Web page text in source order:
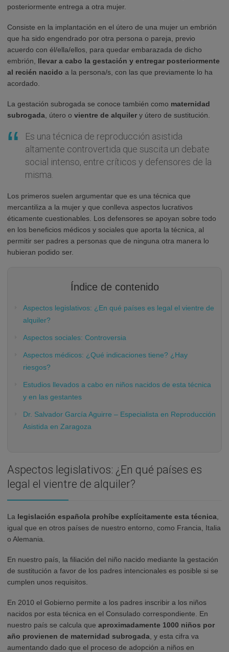
posteriormente entrega a otra mujer.
Consiste en la implantación en el útero de una mujer un embrión
que ha sido engendrado por otra persona o pareja, previo
acuerdo con él/ella/ellos, para quedar embarazada de dicho
embrión, llevar a cabo la gestación y entregar posteriormente
al recién nacido a la persona/s, con las que previamente lo ha
acordado.
La gestación subrogada se conoce también como maternidad
subrogada , útero o vientre de alquiler y útero de sustitución.
Es una técnica de reproducción asistida
altamente controvertida que suscita un debate
social intenso, entre críticos y defensores de la
misma.
Los primeros suelen argumentar que es una técnica que
mercantiliza a la mujer y que conlleva aspectos lucrativos
éticamente cuestionables. Los defensores se apoyan sobre todo
en los beneficios médicos y sociales que aporta la técnica, al
permitir ser padres a personas que de ninguna otra manera lo
hubieran podido ser.
Índice de contenido
Aspectos legislativos: ¿En qué países es legal el vientre de
alquiler?
Aspectos sociales: Controversia
Aspectos médicos: ¿Qué indicaciones tiene? ¿Hay
riesgos?
Estudios llevados a cabo en niños nacidos de esta técnica
y en las gestantes
Dr. Salvador García Aguirre – Especialista en Reproducción
Asistida en Zaragoza
Aspectos legislativos: ¿En qué países es
legal el vientre de alquiler?
La legislación española prohíbe explícitamente esta técnica
igual que en otros países de nuestro entorno, como Francia, Italia
o Alemania.
En nuestro país, la filiación del niño nacido mediante la gestación
de sustitución a favor de los padres intencionales es posible si se
cumplen unos requisitos.
En 2010 el Gobierno permite a los padres inscribir a los niños
nacidos por esta técnica en el Consulado correspondiente. En
nuestro país se calcula que aproximadamente 1000 niños por
año provienen de maternidad subrogada , y esta cifra va
aumentando dado que el proceso de adopción a niños en